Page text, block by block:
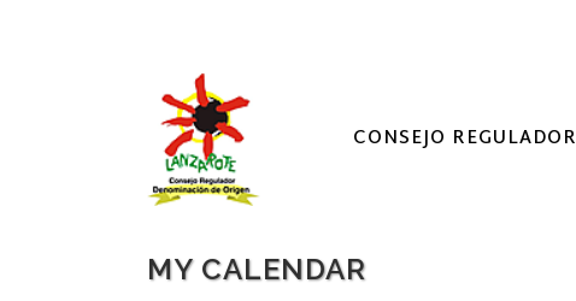
CONSEJO REGULADOR
MY CALENDAR